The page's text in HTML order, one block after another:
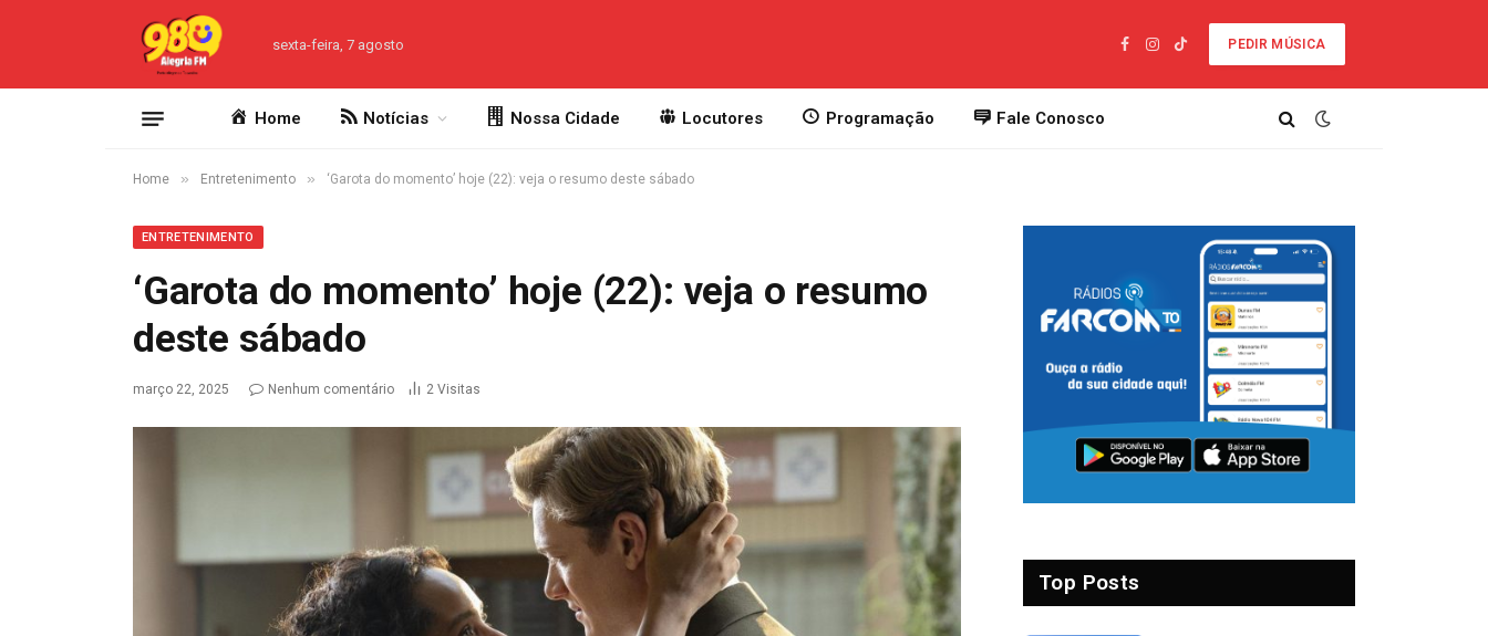
sexta-feira, 7 agosto
Facebook
Instagram
TikTok
PEDIR MÚSICA
Home Notícias Nossa Cidade Locutores Programação Fale Conosco
Home » Entretenimento » ‘Garota do momento’ hoje (22): veja o resumo deste sábado
ENTRETENIMENTO
‘Garota do momento’ hoje (22): veja o resumo
deste sábado
março 22, 2025 Nenhum comentário 2 Visitas
Top Posts